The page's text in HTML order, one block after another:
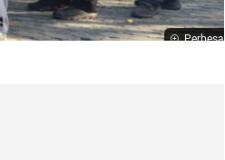
Perbesar